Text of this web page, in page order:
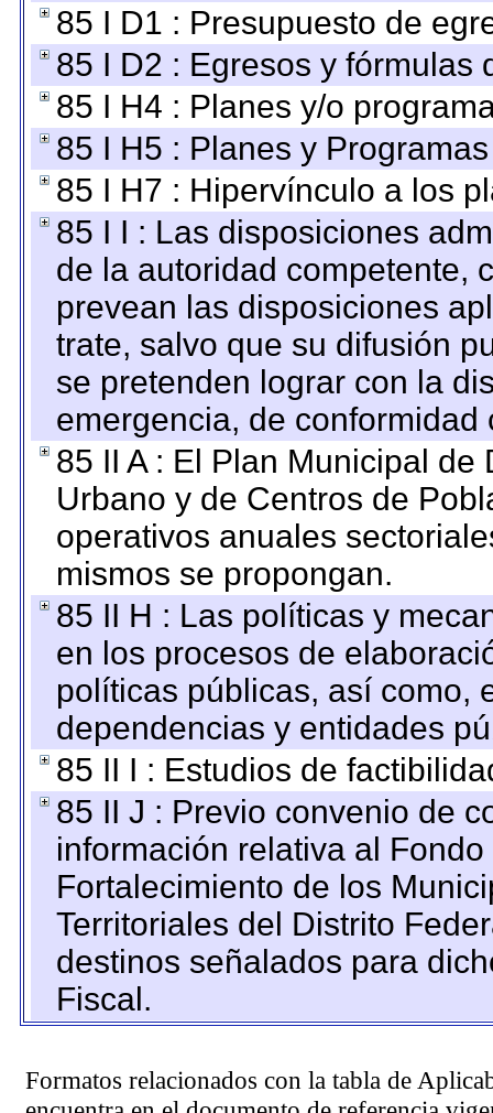
85 I D1 : Presupuesto de
85 I D2 : Egresos y fórmulas
85 I H4 : Planes y/o
85 I H5 : Planes y
85 I H7 : Hipervínculo a los
85 I I : Las disposiciones
de la autoridad competente,
prevean las disposiciones
trate, salvo que su difusión
se pretenden lograr con la
emergencia, de
85 II A : El Plan Municipal
Urbano y de Centros de
operativos anuales
mismos se propongan.
85 II H : Las políticas y
en los procesos de
políticas públicas, así como,
dependencias y entidades
85 II I : Estudios de
85 II J : Previo convenio de
información relativa al
Fortalecimiento de los
Territoriales del Distrito
destinos señalados para
Fiscal.
Formatos relacionados con la tabla de